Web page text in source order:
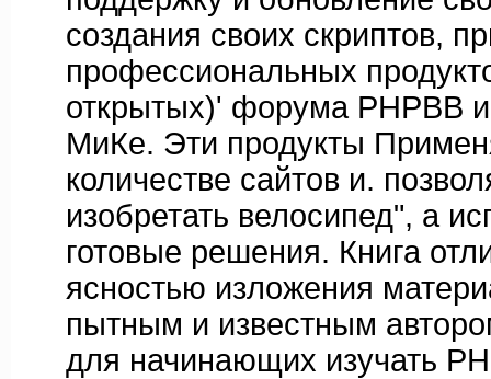
создания своих скриптов,
профессиональных
открытых)' форума РНРВВ
МиКе. Эти продукты
количестве сайтов и.
изобретать велосипед", а
готовые решения. Книга
ясностью изложения
пытным и известным
для начинающих изучать